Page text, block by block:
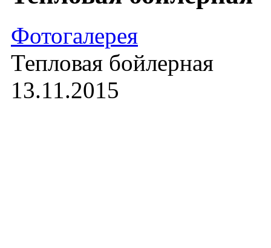
Фотогалерея
Тепловая бойлерная
13.11.2015